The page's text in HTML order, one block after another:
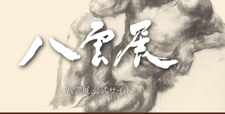
八雲展 公式サイト